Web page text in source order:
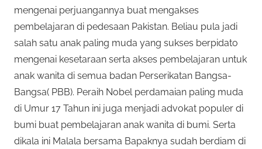
mengenai perjuangannya buat mengakses
pembelajaran di pedesaan Pakistan. Beliau pula jadi
salah satu anak paling muda yang sukses berpidato
mengenai kesetaraan serta akses pembelajaran untuk
anak wanita di semua badan Perserikatan Bangsa-
Bangsa( PBB). Peraih Nobel perdamaian paling muda
di Umur 17 Tahun ini juga menjadi advokat populer di
bumi buat pembelajaran anak wanita di bumi. Serta
dikala ini Malala bersama Bapaknya sudah berdiam di